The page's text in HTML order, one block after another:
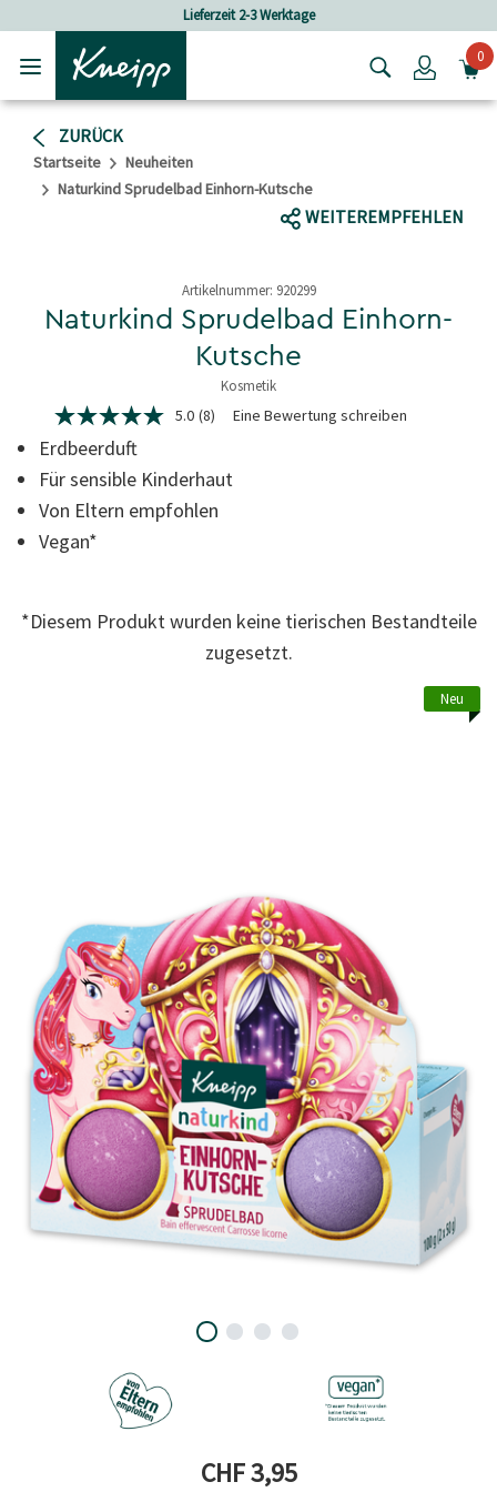
Login0
ZURÜCK
Startseite
Neuheiten
Naturkind Sprudelbad Einhorn-Kutsche
WEITEREMPFEHLEN
Neu
Artikelnummer: 920299
Naturkind Sprudelbad Einhorn-
Kutsche
Kosmetik
5 von 5 Sternen
5.0
von
5
Sternen,
Bewertungswert.
Read
8
gleichen
5.0 (8) Eine Bewertung schreiben
Erdbeerduft
Für sensible Kinderhaut
Von Eltern empfohlen
Vegan*
*Diesem Produkt wurden keine tierischen Bestandteile
zugesetzt.
Aktueller Preis
CHF 3,95